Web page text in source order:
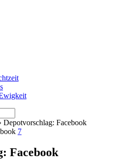
Depotvorschlag: Facebook
7
Facebook